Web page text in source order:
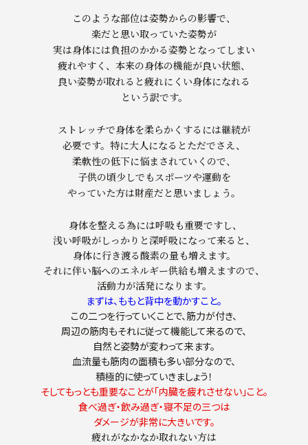
このような部位は姿勢からの影響で、
楽だと思い取っていた姿勢が
実は身体には負担のかかる姿勢となってしまい
疲れやすく、本来の身体の機能が良い状態、
良い姿勢が取れると疲れにくい身体になれる
という訳です。
ストレッチで身体を柔らかくするには継続が
必要です。特に大人になるとただでさえ、
柔軟性の低下に悩まされていくので、
子供の頃少しでもスポーツや運動を
やっていた方は財産だと思いましょう。
身体を整える為には呼吸も重要ですし、
浅い呼吸がしっかりと深呼吸になって来ると、
身体に行き渡る酸素の量も増えます。
それに伴い脳へのエネルギー供給も増えますので、
活動力が活発になります。
まずは、ももと背中を動かすこと。
この二つを行っていくことで、筋力が付き、
周辺の筋肉もそれに従って機能して来るので、
自然と姿勢が変わって来ます。
血流量も筋肉の面積も多い部分なので、
積極的に使っていきましょう！
そしてもっとも重要なことが「内臓を疲れさせない」こと。
食べ過ぎ・飲み過ぎ・寝不足の三つは
ダメージが非常に大きいです。
疲れがなかなか取れない方は